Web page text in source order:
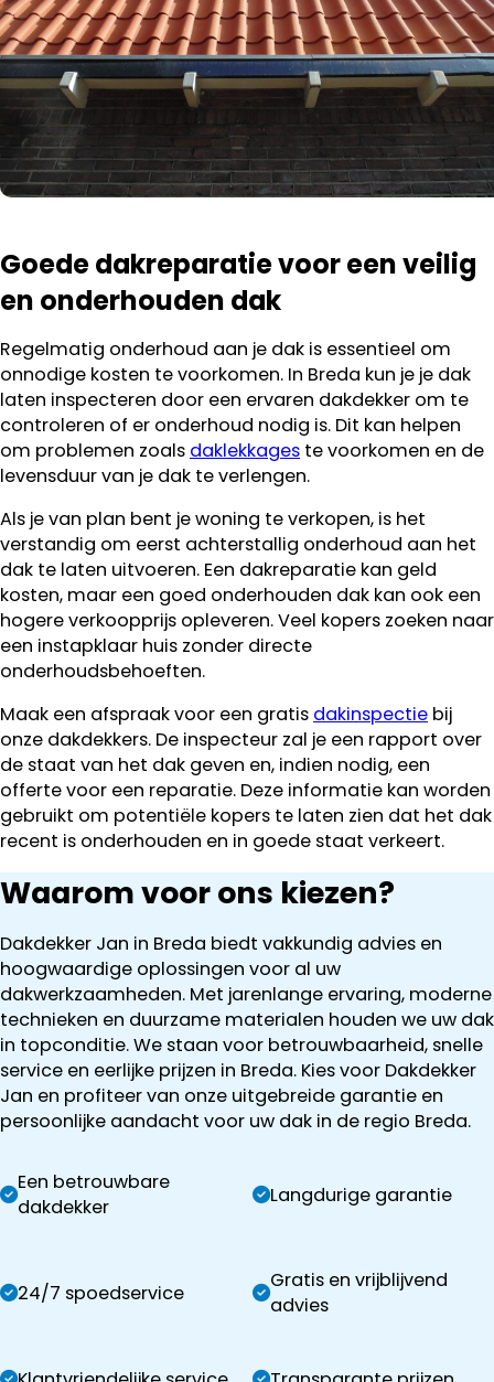
Goede dakreparatie voor een veilig
en onderhouden dak
Regelmatig onderhoud aan je dak is essentieel om
onnodige kosten te voorkomen. In Breda kun je je dak
laten inspecteren door een ervaren dakdekker om te
controleren of er onderhoud nodig is. Dit kan helpen
om problemen zoals daklekkages te voorkomen en de
levensduur van je dak te verlengen.
Als je van plan bent je woning te verkopen, is het
verstandig om eerst achterstallig onderhoud aan het
dak te laten uitvoeren. Een dakreparatie kan geld
kosten, maar een goed onderhouden dak kan ook een
hogere verkoopprijs opleveren. Veel kopers zoeken naar
een instapklaar huis zonder directe
onderhoudsbehoeften.
Maak een afspraak voor een gratis dakinspectie bij
onze dakdekkers. De inspecteur zal je een rapport over
de staat van het dak geven en, indien nodig, een
offerte voor een reparatie. Deze informatie kan worden
gebruikt om potentiële kopers te laten zien dat het dak
recent is onderhouden en in goede staat verkeert.
Waarom voor ons kiezen?
Dakdekker Jan in Breda biedt vakkundig advies en
hoogwaardige oplossingen voor al uw
dakwerkzaamheden. Met jarenlange ervaring, moderne
technieken en duurzame materialen houden we uw dak
in topconditie. We staan voor betrouwbaarheid, snelle
service en eerlijke prijzen in Breda. Kies voor Dakdekker
Jan en profiteer van onze uitgebreide garantie en
persoonlijke aandacht voor uw dak in de regio Breda.
Een betrouwbare
dakdekker
Langdurige garantie
24/7 spoedservice
Gratis en vrijblijvend
advies